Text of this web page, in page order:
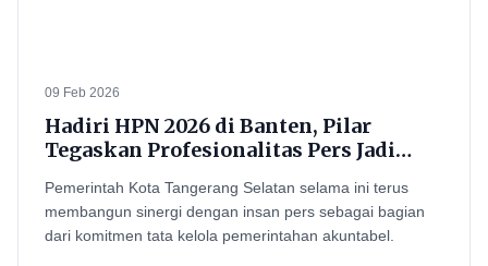
09 Feb 2026
Hadiri HPN 2026 di Banten, Pilar
Tegaskan Profesionalitas Pers Jadi
Pemerintah Kota Tangerang Selatan selama ini terus
membangun sinergi dengan insan pers sebagai bagian
dari komitmen tata kelola pemerintahan akuntabel.